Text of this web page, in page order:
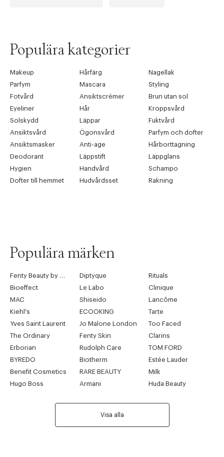
Populära kategorier
Makeup Hårfärg
Nagellak
Parfym
Mascara
Styling
Fotvård
Ansiktscrémer
Brun utan sol
Eyeliner
Hår
Kroppsvård
Solskydd
Läppar
Fuktvård
Ansiktsvård
Ögonsvård
Parfym och dofter
Ansiktsmasker
Anti-age
Hårborttagning
Deodorant
Läppstift
Läppglans
Hygien
Handvård
Schampo
Dofter till hemmet
Hudvårdsset Rakning
Populära märken
Diptyque
Rituals
Bioeffect
Le Labo
Clinique
MAC
Shiseido
Lancôme
Kiehl's
ECOOKING
Tarte
Yves Saint Laurent
Jo Malone London
Too Faced
The Ordinary
Fenty Skin
Clarins
Erborian
Rudolph Care
TOM FORD
BYREDO
Biotherm
Estée Lauder
Benefit Cosmetics
RARE BEAUTY
Milk
Hugo Boss
Armani Huda Beauty
Visa alla